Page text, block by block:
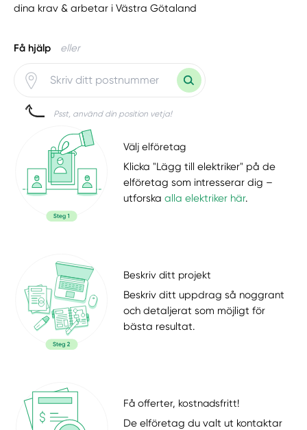
dina krav & arbetar i Västra Götaland
Få hjälp eller
Psst, använd din position vetja!
Välj elföretag
Klicka "Lägg till elektriker" på de
elföretag som intresserar dig –
utforskaalla elektriker här.
Beskriv ditt projekt
Beskriv ditt uppdrag så noggrant
och detaljerat som möjligt för
bästa resultat.
Få offerter, kostnadsfritt!
De elföretag du valt ut kontaktar